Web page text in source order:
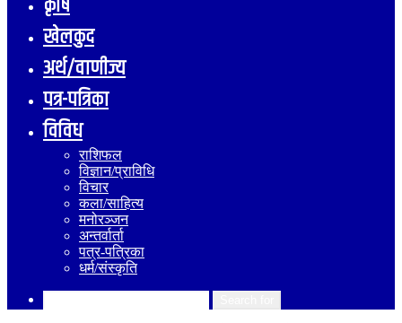
खेलकुद
अर्थ/वाणीज्य
पत्र-पत्रिका
विविध
राशिफल
विज्ञान/प्राविधि
विचार
कला/साहित्य
मनोरञ्जन
अन्तर्वार्ता
पत्र-पत्रिका
धर्म/संस्कृति